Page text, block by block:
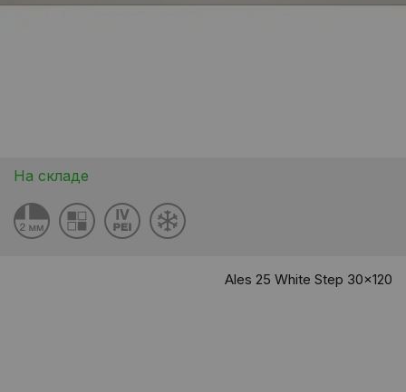
На складе
Ales 25 White Step 30x120